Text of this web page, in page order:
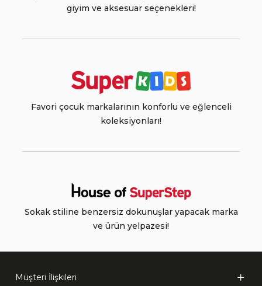
giyim ve aksesuar seçenekleri!
Favori çocuk markalarının konforlu ve eğlenceli
koleksiyonları!
Sokak stiline benzersiz dokunuşlar yapacak marka
ve ürün yelpazesi!
Müşteri İlişkileri